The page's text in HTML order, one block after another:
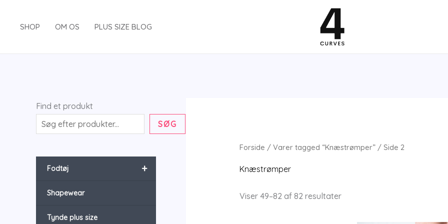
SHOP OM OS PLUS SIZE BLOG
Find et produkt
SØG
+
Fodtøj
Shapewear
Tynde plus size
Forside / Varer tagged “Knæstrømper”/ Side 2
Knæstrømper
Viser 49–82 af 82 resultater